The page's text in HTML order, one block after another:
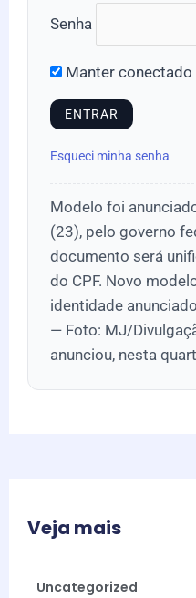
Senha
Manter conectado
Esqueci minha senha
Modelo foi
(23), pelo governo
documento será
do CPF. Novo
identidade
— Foto: MJ/
anunciou, nesta
Veja mais
Uncategorized